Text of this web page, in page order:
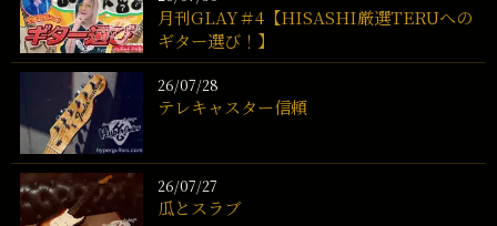
月刊GLAY＃4【HISASHI厳選TERUへの
ギター選び！】
26/07/28
テレキャスター信頼
26/07/27
瓜とスラブ